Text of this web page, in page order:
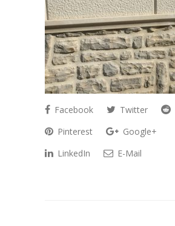
Facebook Twitter
Pinterest
Google+
LinkedIn
E-Mail